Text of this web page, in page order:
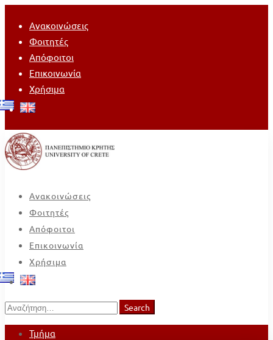
Ανακοινώσεις
Φοιτητές
Απόφοιτοι
Επικοινωνία
Χρήσιμα
Ανακοινώσεις
Φοιτητές
Απόφοιτοι
Επικοινωνία
Χρήσιμα
Search
for:
Search
Τμήμα